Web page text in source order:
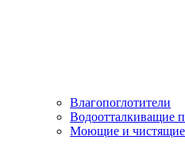
Влагопоглотители
Водоотталкиващие
Моющие и чистящие